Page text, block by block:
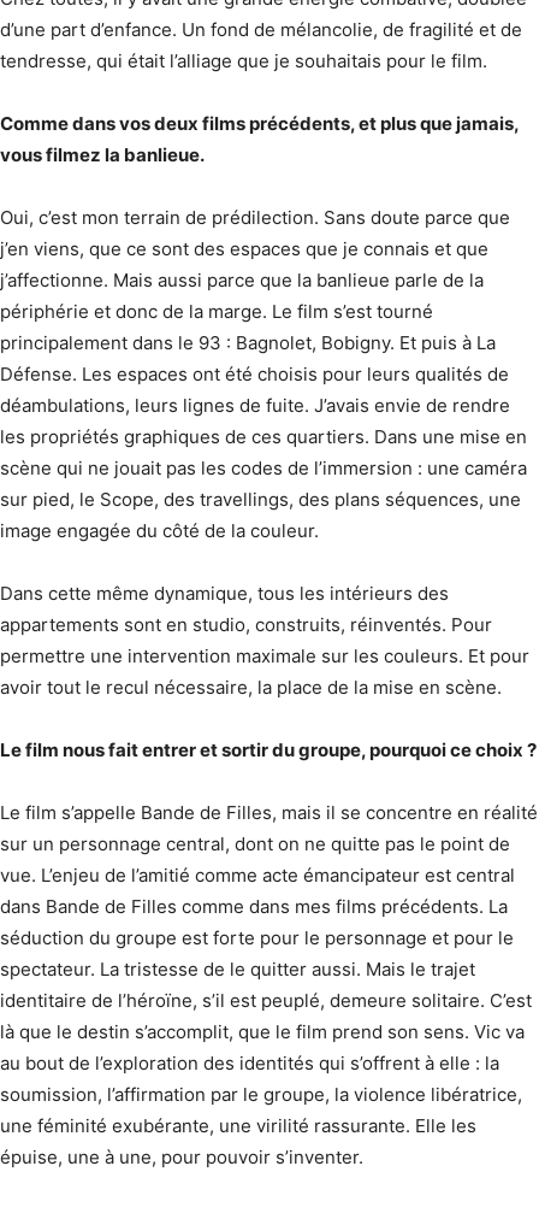
d’une part d’enfance. Un fond de mélancolie, de fragilité et de
tendresse, qui était l’alliage que je souhaitais pour le film.
Comme dans vos deux films précédents, et plus que jamais,
vous filmez la banlieue.
Oui, c’est mon terrain de prédilection. Sans doute parce que
j’en viens, que ce sont des espaces que je connais et que
j’affectionne. Mais aussi parce que la banlieue parle de la
périphérie et donc de la marge. Le film s’est tourné
principalement dans le 93 : Bagnolet, Bobigny. Et puis à La
Défense. Les espaces ont été choisis pour leurs qualités de
déambulations, leurs lignes de fuite. J’avais envie de rendre
les propriétés graphiques de ces quartiers. Dans une mise en
scène qui ne jouait pas les codes de l’immersion : une caméra
sur pied, le Scope, des travellings, des plans séquences, une
image engagée du côté de la couleur.
Dans cette même dynamique, tous les intérieurs des
appartements sont en studio, construits, réinventés. Pour
permettre une intervention maximale sur les couleurs. Et pour
avoir tout le recul nécessaire, la place de la mise en scène.
Le film nous fait entrer et sortir du groupe, pourquoi ce choix ?
Le film s’appelle Bande de Filles, mais il se concentre en réalité
sur un personnage central, dont on ne quitte pas le point de
vue. L’enjeu de l’amitié comme acte émancipateur est central
dans Bande de Filles comme dans mes films précédents. La
séduction du groupe est forte pour le personnage et pour le
spectateur. La tristesse de le quitter aussi. Mais le trajet
identitaire de l’héroïne, s’il est peuplé, demeure solitaire. C’est
là que le destin s’accomplit, que le film prend son sens. Vic va
au bout de l’exploration des identités qui s’offrent à elle : la
soumission, l’affirmation par le groupe, la violence libératrice,
une féminité exubérante, une virilité rassurante. Elle les
épuise, une à une, pour pouvoir s’inventer.